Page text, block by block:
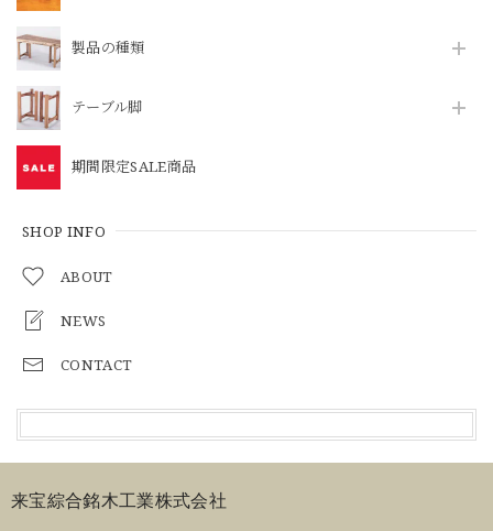
製品の種類
テーブル脚
期間限定SALE商品
SHOP INFO
ABOUT
NEWS
CONTACT
来宝綜合銘木工業株式会社